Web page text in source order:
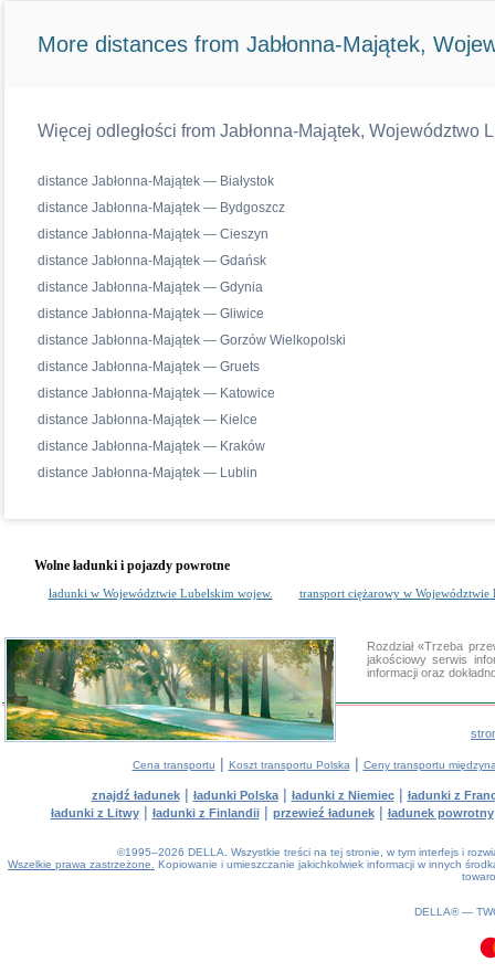
More distances from Jabłonna-Majątek,
Więcej odległości from Jabłonna-Majątek, Województwo
distance Jabłonna-Majątek — Białystok
distance Jabłonna-Majątek — Bydgoszcz
distance Jabłonna-Majątek — Cieszyn
distance Jabłonna-Majątek — Gdańsk
distance Jabłonna-Majątek — Gdynia
distance Jabłonna-Majątek — Gliwice
distance Jabłonna-Majątek — Gorzów Wielkopolski
distance Jabłonna-Majątek — Gruets
distance Jabłonna-Majątek — Katowice
distance Jabłonna-Majątek — Kielce
distance Jabłonna-Majątek — Kraków
distance Jabłonna-Majątek — Lublin
Wolne ładunki i pojazdy powrotne
ładunki w Województwie Lubelskim wojew. transport ciężarowy w Województwie
Rozdział «Trzeba
jakościowy serwis
informacji oraz
Cena transportu | Koszt transportu Polska | Ceny transportu
znajdź ładunek| ładunki Polska| ładunki z Niemiec| ładunki z
ładunki z Litwy| ładunki z Finlandii| przewieź ładunek| ładunek powrotny
©1995–2026 DELLA. Wszystkie treści na tej stronie, w tym interfejs i
Wszelkie prawa zastrzeżone.
Kopiowanie i umieszczanie jakichkolwiek informacji w innych
DELLA® —